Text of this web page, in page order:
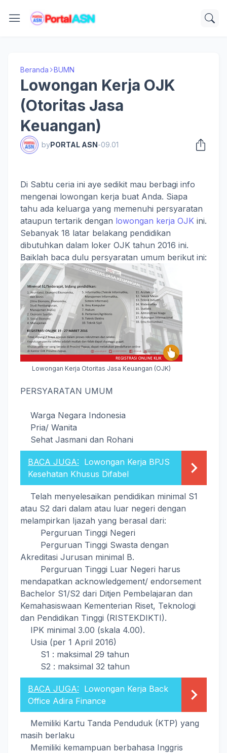
Beranda BUMN
Lowongan Kerja OJK
(Otoritas Jasa
Keuangan)
byPORTAL ASN-09.01
Di Sabtu ceria ini aye sedikit mau berbagi info
mengenai lowongan kerja buat Anda. Siapa
tahu ada keluarga yang memenuhi persyaratan
ataupun tertarik dengan lowongan kerja OJK ini.
Sebanyak 18 latar belakang pendidikan
dibutuhkan dalam loker OJK tahun 2016 ini.
Baiklah baca dulu persyaratan umum berikut ini:
Lowongan Kerja Otoritas Jasa Keuangan (OJK)
PERSYARATAN UMUM
Warga Negara Indonesia
Pria/ Wanita
Sehat Jasmani dan Rohani
BACA JUGA: Lowongan Kerja BPJS
Kesehatan Khusus Difabel
Telah menyelesaikan pendidikan minimal S1
atau S2 dari dalam atau luar negeri dengan
melampirkan Ijazah yang berasal dari:
Perguruan Tinggi Negeri
Perguruan Tinggi Swasta dengan
Akreditasi Jurusan minimal B.
Perguruan Tinggi Luar Negeri harus
mendapatkan acknowledgement/ endorsement
Bachelor S1/S2 dari Ditjen Pembelajaran dan
Kemahasiswaan Kementerian Riset, Teknologi
dan Pendidikan Tinggi (RISTEKDIKTI).
IPK minimal 3.00 (skala 4.00).
Usia (per 1 April 2016)
S1 : maksimal 29 tahun
S2 : maksimal 32 tahun
BACA JUGA: Lowongan Kerja Back
Office Adira Finance
Memiliki Kartu Tanda Penduduk (KTP) yang
masih berlaku
Memiliki kemampuan berbahasa Inggris